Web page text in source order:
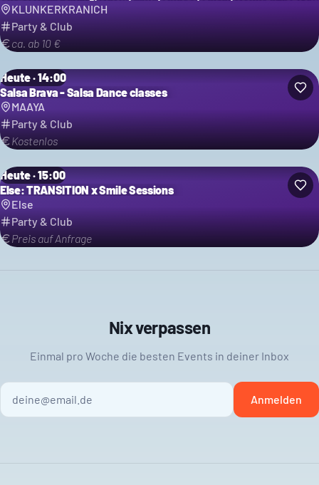
LFKN B2B AP Solis uvm.
KLUNKERKRANICH
Party & Club
ca. ab 10 €
Heute · 14:00
Salsa Brava - Salsa Dance classes
MAAYA
Party & Club
Kostenlos
Heute · 15:00
Else: TRANSITION x Smile Sessions
Else
Party & Club
Preis auf Anfrage
Nix verpassen
Einmal pro Woche die besten Events in deiner Inbox
Anmelden